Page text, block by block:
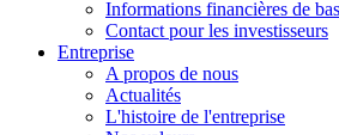
Informations financières de
Contact pour les investisseurs
Entreprise
A propos de nous
Actualités
L'histoire de l'entreprise